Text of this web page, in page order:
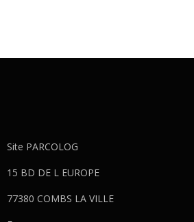
Site PARCOLOG
15 BD DE L EUROPE
77380 COMBS LA VILLE